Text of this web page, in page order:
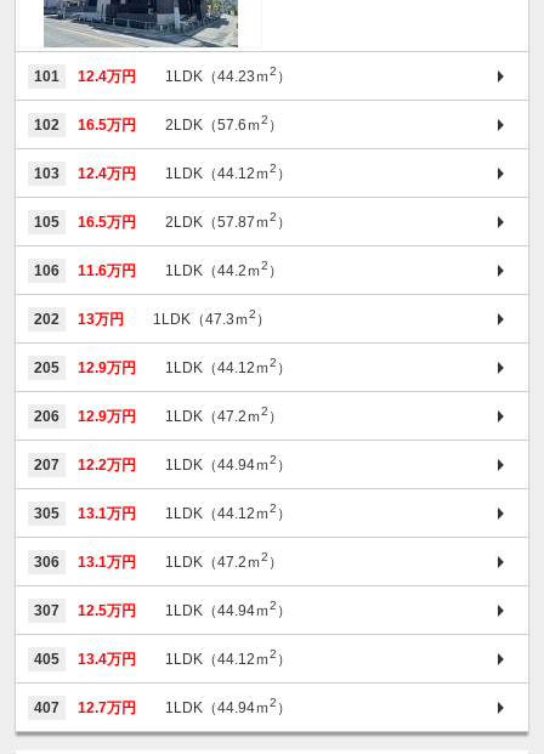
101 12.4万円 1LDK（44.23ｍ2 ）
102 16.5万円 2LDK（57.6ｍ2 ）
103 12.4万円 1LDK（44.12ｍ2 ）
105 16.5万円 2LDK（57.87ｍ2 ）
106 11.6万円 1LDK（44.2ｍ2 ）
202 13万円 1LDK（47.3ｍ2 ）
205 12.9万円 1LDK（44.12ｍ2 ）
206 12.9万円 1LDK（47.2ｍ2 ）
207 12.2万円 1LDK（44.94ｍ2 ）
305 13.1万円 1LDK（44.12ｍ2 ）
306 13.1万円 1LDK（47.2ｍ2 ）
307 12.5万円 1LDK（44.94ｍ2 ）
405 13.4万円 1LDK（44.12ｍ2 ）
407 12.7万円 1LDK（44.94ｍ2 ）